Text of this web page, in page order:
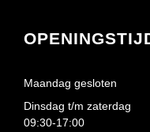
Maandag gesloten
Dinsdag t/m zaterdag
09:30-17:00